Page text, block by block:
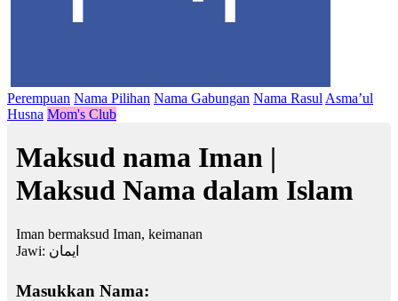
Perempuan Nama Pilihan Nama Gabungan Nama Rasul Asma’ul
Husna Mom's Club
Maksud nama Iman |
Maksud Nama dalam Islam
Iman bermaksud Iman, keimanan
Jawi: ايمان
Masukkan Nama: